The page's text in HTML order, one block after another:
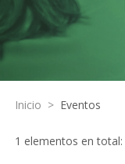
Inicio > Eventos
1 elementos en total: